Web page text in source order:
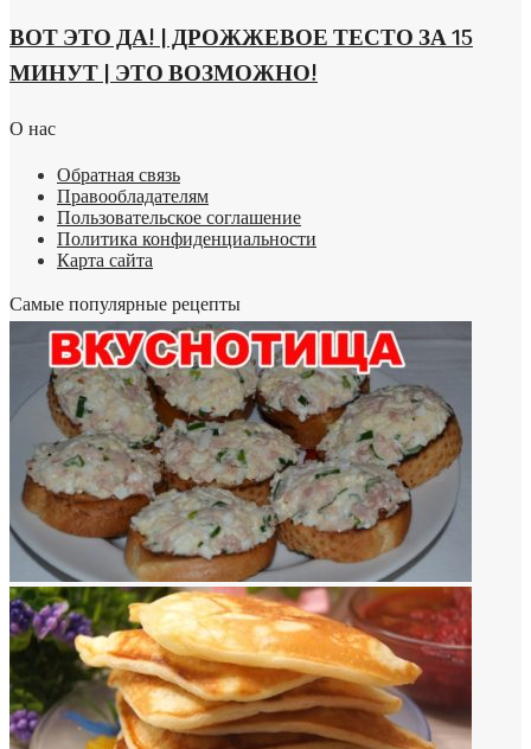
ВОТ ЭТО ДА! | ДРОЖЖЕВОЕ ТЕСТО ЗА 15
МИНУТ | ЭТО ВОЗМОЖНО!
О нас
Обратная связь
Правообладателям
Пользовательское соглашение
Политика конфиденциальности
Карта сайта
Самые популярные рецепты